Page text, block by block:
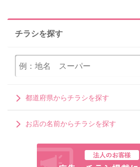
チラシを探す
都道府県からチラシを探す
お店の名前からチラシを探す